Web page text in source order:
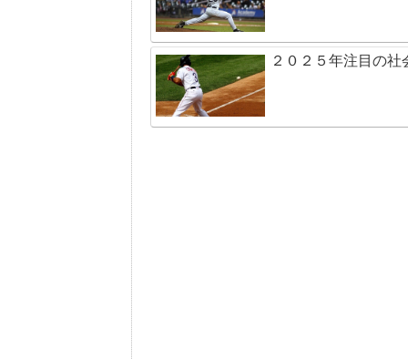
２０２５年注目の